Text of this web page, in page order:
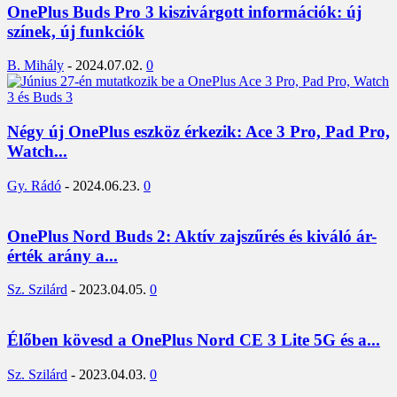
OnePlus Buds Pro 3 kiszivárgott információk: új
színek, új funkciók
B. Mihály - 2024.07.02. 0
Négy új OnePlus eszköz érkezik: Ace 3 Pro, Pad Pro,
Watch...
Gy. Rádó - 2024.06.23. 0
OnePlus Nord Buds 2: Aktív zajszűrés és kiváló ár-
érték arány a...
Sz. Szilárd - 2023.04.05. 0
Élőben kövesd a OnePlus Nord CE 3 Lite 5G és a...
Sz. Szilárd - 2023.04.03. 0